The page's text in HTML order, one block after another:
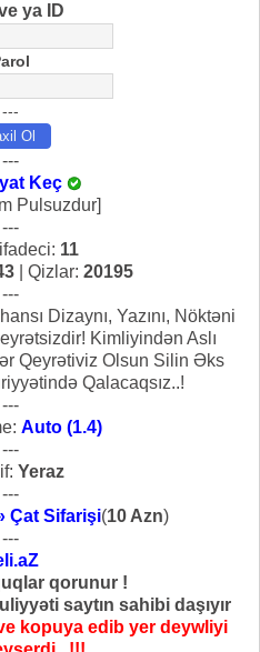
ya ID
---
---
Keç
Pulsuzdur]
---
11
| Qizlar: 20195
---
Dizaynı, Yazını, Nöktəni
Kimliyindən Aslı
Qeyrətiviz Olsun Silin Əks
Qalacaqsız..!
---
Auto (1.4)
---
Yeraz
---
Çat Sifarişi(10 Azn)
---
qorunur !
saytın sahibi daşıyır
kopuya edib yer deywliyi